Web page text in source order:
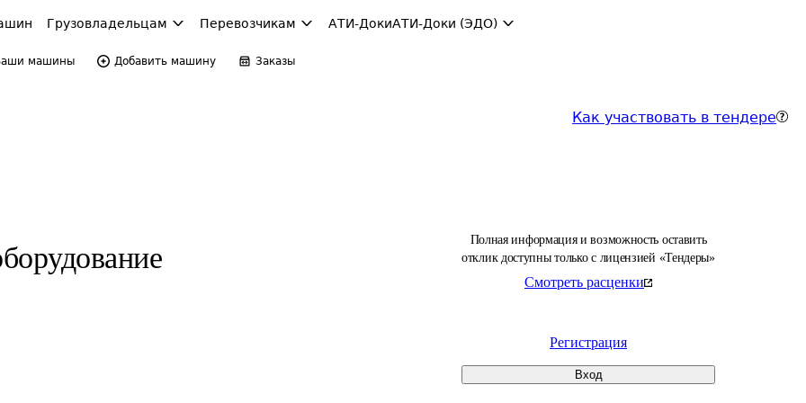
Грузовладельцам Перевозчикам АТИ-ДокиАТИ-Доки (ЭДО)
машины Добавить машину Заказы
Как участвовать в тендере
Полная информация и возможность оставить
отклик доступны только с лицензией «Тендеры»
Смотреть расценки
Регистрация
Вход